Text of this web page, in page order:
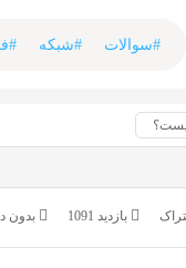
#سوالات #شبکه
بازدید 1091 بدون